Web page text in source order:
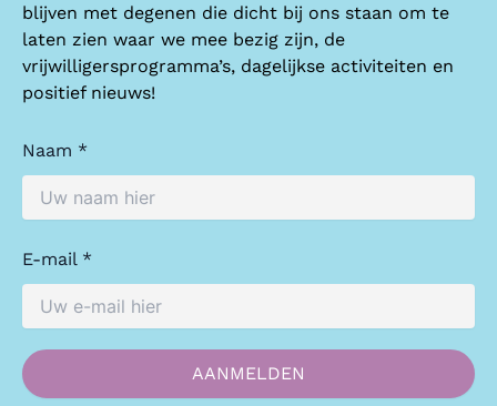
blijven met degenen die dicht bij ons staan om te
laten zien waar we mee bezig zijn, de
vrijwilligersprogramma’s, dagelijkse activiteiten en
positief nieuws!
Naam *
E-mail *